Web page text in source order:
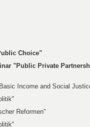
Choice"
"Public Private
Income and Social
Reformen"